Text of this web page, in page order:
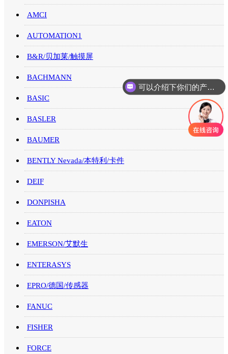
AMCI
AUTOMATION1
B&R/贝加莱/触摸屏
BACHMANN
BASIC
BASLER
BAUMER
BENTLY Nevada/本特利/卡件
DEIF
DONPISHA
EATON
EMERSON/艾默生
ENTERASYS
EPRO/德国/传感器
FANUC
FISHER
FORCE
可以介绍下你们的产品么